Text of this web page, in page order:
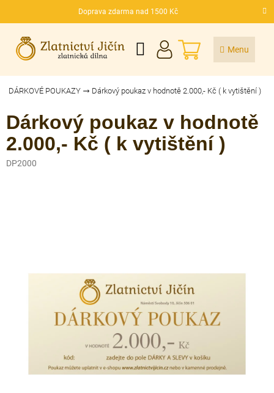
Doprava zdarma nad 1500 Kč
CZK
NÁKUPNÍ
KOŠÍK
DÁRKOVÉ POUKAZY Dárkový poukaz v hodnotě 2.000,- Kč ( k vytištění )
Dárkový poukaz v hodnotě
2.000,- Kč ( k vytištění )
DP2000